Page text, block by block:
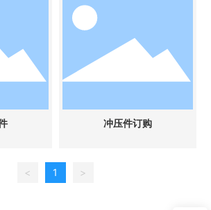
冲压件订购
< 1 >